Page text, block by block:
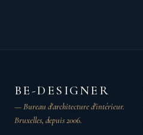
BE-DESIGNER
— Bureau d'architecture d'intérieur.
Bruxelles, depuis 2006.